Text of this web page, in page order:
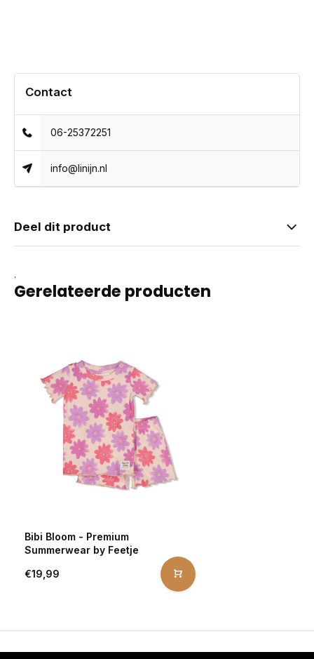
Contact
06-25372251
info@linijn.nl
Deel dit product
.
Gerelateerde producten
Bibi Bloom - Premium
Summerwear by Feetje
€19,99